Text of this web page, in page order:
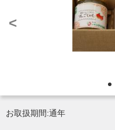
<
お取扱期間:通年